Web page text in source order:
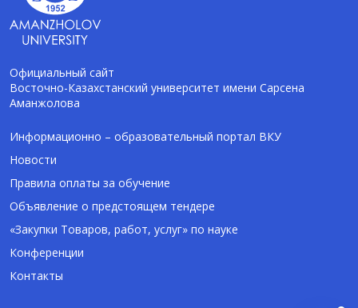
Официальный сайт
Восточно-Казахстанский университет имени Сарсена
Аманжолова
Информационно – образовательный портал ВКУ
Новости
Правила оплаты за обучение
Объявление о предстоящем тендере
«Закупки Товаров, работ, услуг» по науке
Конференции
Контакты
Помощник Amanzholov University
Здравствуйте! Я AI-Talapker — помощник
ВКУ им. Сарсена Аманжолова (ВКУ). Отвечу
на вопросы о поступлении в бакалавриат,